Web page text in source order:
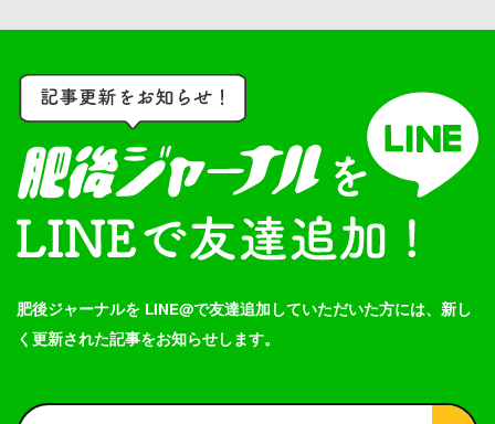
肥後ジャーナルを LINE@で友達追加していただいた方には、新し
く更新された記事をお知らせします。